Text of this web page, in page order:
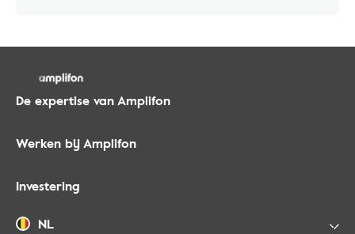
De expertise van Amplifon
Werken bij Amplifon
Investering
NL